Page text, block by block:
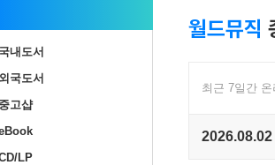
국내도서
외국도서
중고샵
LP
월드뮤직
최근 7일간